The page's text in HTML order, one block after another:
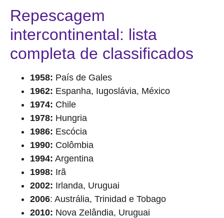
Repescagem
intercontinental: lista
completa de classificados
1958: País de Gales
1962: Espanha, Iugoslávia, México
1974: Chile
1978: Hungria
1986: Escócia
1990: Colômbia
1994: Argentina
1998: Irã
2002: Irlanda, Uruguai
2006: Austrália, Trinidad e Tobago
2010: Nova Zelândia, Uruguai